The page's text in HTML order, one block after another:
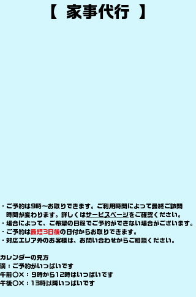
​【 家事代行 】
​・ご予約は9時～お取りできます。ご利用時間によって最終ご訪問
時間が変わります。詳しくはサービスページをご確認ください。
・場合によって、ご希望の日程でご予約ができない場合がございます。
​・ご予約は最短3日後の日付からお取りできます。
​・対応エリア外のお客様は、お問い合わせからご相談ください。
​カレンダーの見方
満：ご予約がいっぱいです
午前〇×：９時から12時はいっぱいです
午後〇×：13時以降いっぱいです